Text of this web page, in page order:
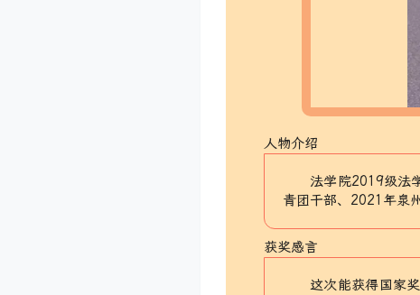
人物介绍
法学院2019级法
青团干部、2021年泉
获奖感言
这次能获得国家